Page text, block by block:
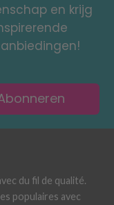
en krijg
du fil de qualité.
populaires avec